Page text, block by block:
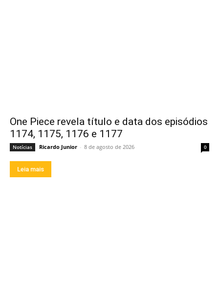
One Piece revela título e data dos episódios
1174, 1175, 1176 e 1177
Notícias Ricardo Junior - 8 de agosto de 2026 0
Leia mais